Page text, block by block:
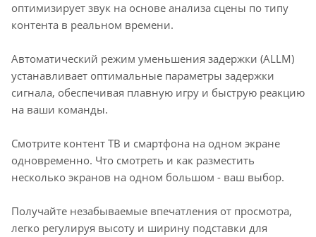
оптимизирует звук на основе анализа сцены по типу
контента в реальном времени.
Автоматический режим уменьшения задержки (ALLM)
устанавливает оптимальные параметры задержки
сигнала, обеспечивая плавную игру и быструю реакцию
на ваши команды.
Смотрите контент ТВ и смартфона на одном экране
одновременно. Что смотреть и как разместить
несколько экранов на одном большом - ваш выбор.
Получайте незабываемые впечатления от просмотра,
легко регулируя высоту и ширину подставки для